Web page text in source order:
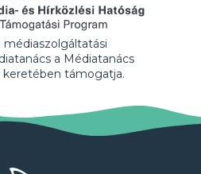
médiaszolgáltatási
a Médiatanács
támogatja.